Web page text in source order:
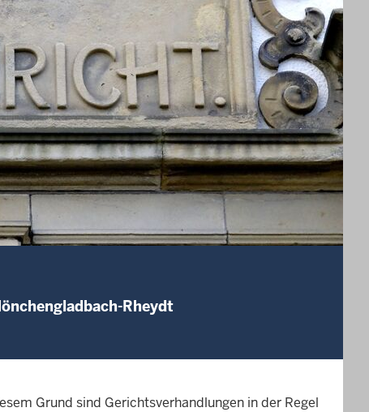
Rheydt
Grund sind Gerichtsverhandlungen in der Regel